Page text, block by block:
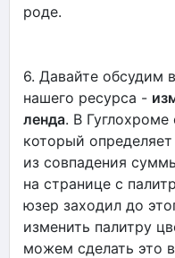
роде.
6. Давайте обсудим
нашего ресурса -
ленда. В
который
из совпадения
на странице с
юзер заходил до
изменить палитру
можем сделать это